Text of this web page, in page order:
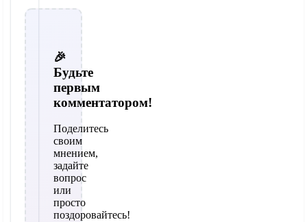
🎉
Будьте
первым
комментатором!
Поделитесь
своим
мнением,
задайте
вопрос
или
просто
поздоровайтесь!